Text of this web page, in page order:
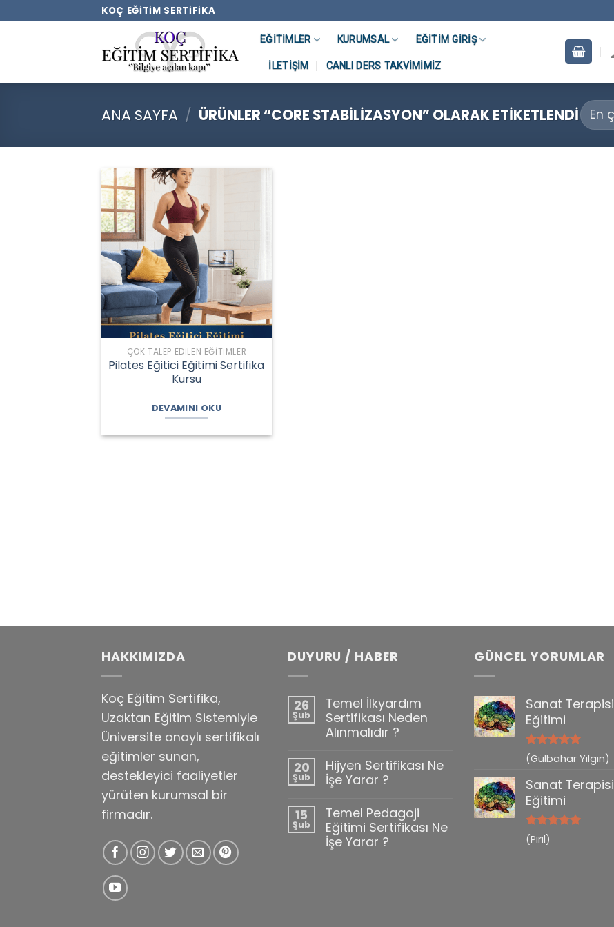
KOÇ EĞITIM SERTIFIKA
EĞITIMLER KURUMSAL EĞITIM GIRIŞ
İLETIŞIM CANLI DERS TAKVIMIMIZ
ANA SAYFA / ÜRÜNLER “CORE STABILIZASYON” OLARAK ETIKETLENDI
ÇOK TALEP EDILEN EĞITIMLER
Pilates Eğitici Eğitimi Sertifika
Kursu
DEVAMINI OKU
HAKKIMIZDA
Koç Eğitim Sertifika,
Uzaktan Eğitim Sistemiyle
Üniversite onaylı sertifikalı
eğitimler sunan,
destekleyici faaliyetler
yürüten kurumsal bir
firmadır.
DUYURU / HABER
26
Şub
Temel İlkyardım
Sertifikası Neden
Alınmalıdır ?
20
Şub
Hijyen Sertifikası Ne
İşe Yarar ?
15
Şub
Temel Pedagoji
Eğitimi Sertifikası Ne
İşe Yarar ?
GÜNCEL YORUMLAR
Sanat Terapisi
Eğitimi
5 üzerinden
5
(Gülbahar Yılgın)
Sanat Terapisi
Eğitimi
5 üzerinden
5
oy aldı
(Pırıl)